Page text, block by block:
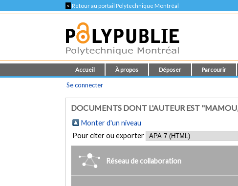
< Retour au portail Polytechnique Montréal
Accueil À propos Déposer Parcourir
Se connecter
DOCUMENTS DONT L'AUTEUR EST
Monter d'un niveau
Pour citer ou exporter
Réseau de collaboration